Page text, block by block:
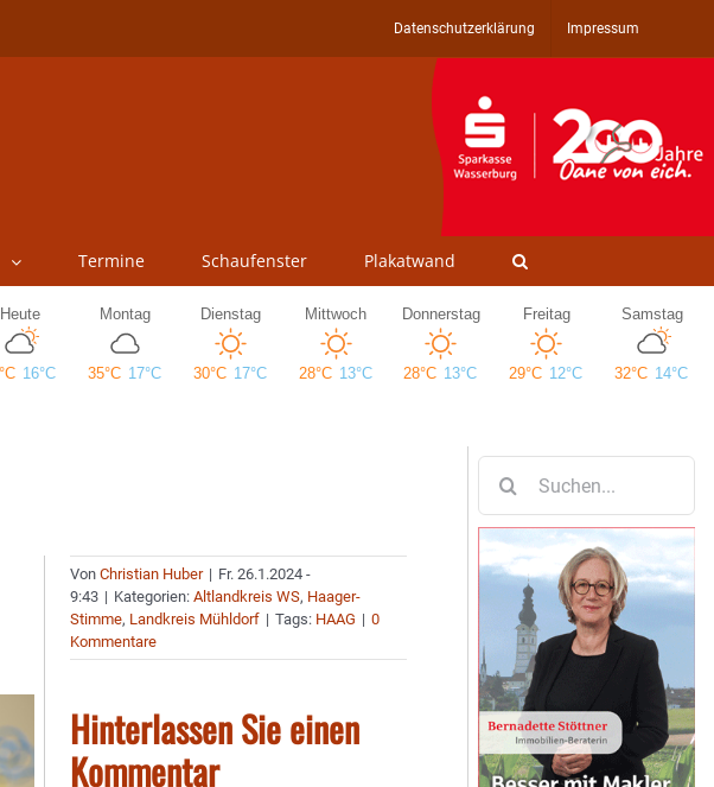
Datenschutzerklärung Impressum
Termine Schaufenster Plakatwand
VonChristian Huber | Fr. 26.1.2024 -
9:43 | Kategorien:Altlandkreis WS, Haager-
Stimme, Landkreis Mühldorf | Tags: HAAG | 0
Kommentare
Hinterlassen Sie einen
Kommentar
nach: